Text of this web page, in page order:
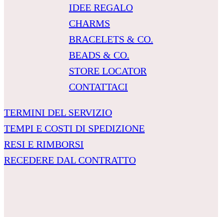
IDEE REGALO
CHARMS
BRACELETS & CO.
BEADS & CO.
STORE LOCATOR
CONTATTACI
TERMINI DEL SERVIZIO
TEMPI E COSTI DI SPEDIZIONE
RESI E RIMBORSI
RECEDERE DAL CONTRATTO